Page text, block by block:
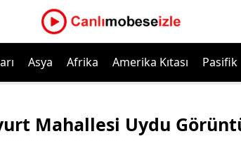
Asya Afrika Amerika Kıtası Pasifik
Mahallesi Uydu